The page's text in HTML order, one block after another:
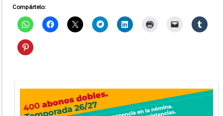
Compártelo: